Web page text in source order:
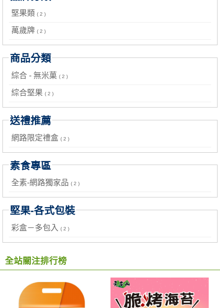
堅果類 ( 2 )
萬歲牌 ( 2 )
商品分類
綜合 - 無米菓 ( 2 )
綜合堅果 ( 2 )
送禮推薦
網路限定禮盒 ( 2 )
素食專區
全素-網路獨家品 ( 2 )
堅果-各式包裝
彩盒－多包入 ( 2 )
全站關注排行榜